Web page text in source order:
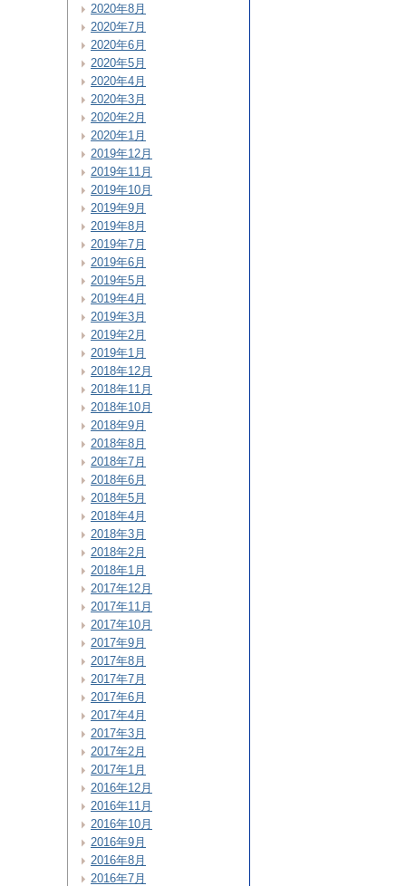
2020年8月
2020年7月
2020年6月
2020年5月
2020年4月
2020年3月
2020年2月
2020年1月
2019年12月
2019年11月
2019年10月
2019年9月
2019年8月
2019年7月
2019年6月
2019年5月
2019年4月
2019年3月
2019年2月
2019年1月
2018年12月
2018年11月
2018年10月
2018年9月
2018年8月
2018年7月
2018年6月
2018年5月
2018年4月
2018年3月
2018年2月
2018年1月
2017年12月
2017年11月
2017年10月
2017年9月
2017年8月
2017年7月
2017年6月
2017年4月
2017年3月
2017年2月
2017年1月
2016年12月
2016年11月
2016年10月
2016年9月
2016年8月
2016年7月